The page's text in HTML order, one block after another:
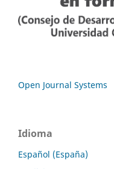
Open Journal Systems
Idioma
Español (España)